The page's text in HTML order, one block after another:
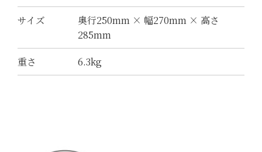
サイズ
奥行250mm × 幅270mm × 高さ
285mm
重さ
6.3kg